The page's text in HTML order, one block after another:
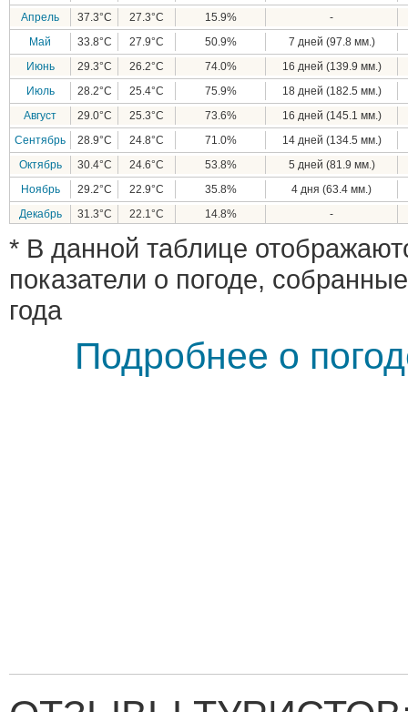
Апрель
37.3°C 27.3°C 15.9%
-
Май
33.8°C 27.9°C 50.9%
7 дней (97.8 мм.)
Июнь
29.3°C 26.2°C 74.0%
16 дней (139.9 мм.)
Июль
28.2°C 25.4°C 75.9%
18 дней (182.5 мм.)
Август
29.0°C 25.3°C 73.6%
16 дней (145.1 мм.)
Сентябрь
28.9°C 24.8°C 71.0%
14 дней (134.5 мм.)
Октябрь
30.4°C 24.6°C 53.8%
5 дней (81.9 мм.)
Ноябрь
29.2°C 22.9°C 35.8%
4 дня (63.4 мм.)
Декабрь
31.3°C 22.1°C 14.8% -
* В данной таблице
показатели о погоде,
года
Подробнее о